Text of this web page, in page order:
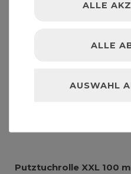
Putztuchrolle XXL 100
ALLE
ALLE
AUSWAHL